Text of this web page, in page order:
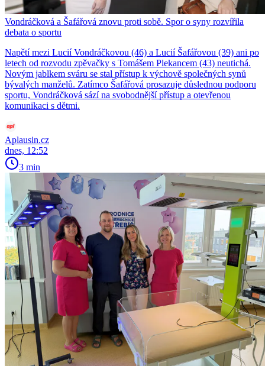
Vondráčková a Šafářová znovu proti sobě. Spor o syny rozvířila
debata o sportu
Napětí mezi Lucií Vondráčkovou (46) a Lucií Šafářovou (39) ani po
letech od rozvodu zpěvačky s Tomášem Plekancem (43) neutichá.
Novým jablkem sváru se stal přístup k výchově společných synů
bývalých manželů. Zatímco Šafářová prosazuje důslednou podporu
sportu, Vondráčková sází na svobodnější přístup a otevřenou
komunikaci s dětmi.
Aplausin.cz
dnes, 12:52
3 min